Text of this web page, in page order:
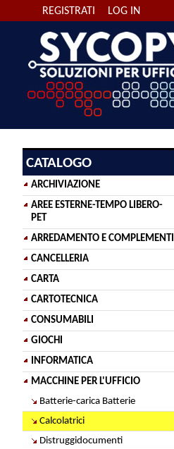
LOG IN
REGISTRATI
CATALOGO
ARCHIVIAZIONE
AREE ESTERNE-TEMPO LIBERO-
PET
ARREDAMENTO E COMPLEMENTI
CANCELLERIA
CARTA
CARTOTECNICA
CONSUMABILI
GIOCHI
INFORMATICA
MACCHINE PER L'UFFICIO
Batterie-carica Batterie
Calcolatrici
Distruggidocumenti